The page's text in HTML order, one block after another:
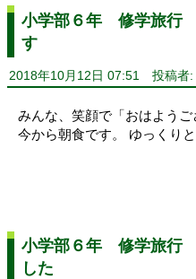
小学部６年 修学旅行
す
2018年10月12日 07:51 投稿者:
みんな、笑顔で「おはようご
今から朝食です。 ゆっくり
小学部６年 修学旅行
した